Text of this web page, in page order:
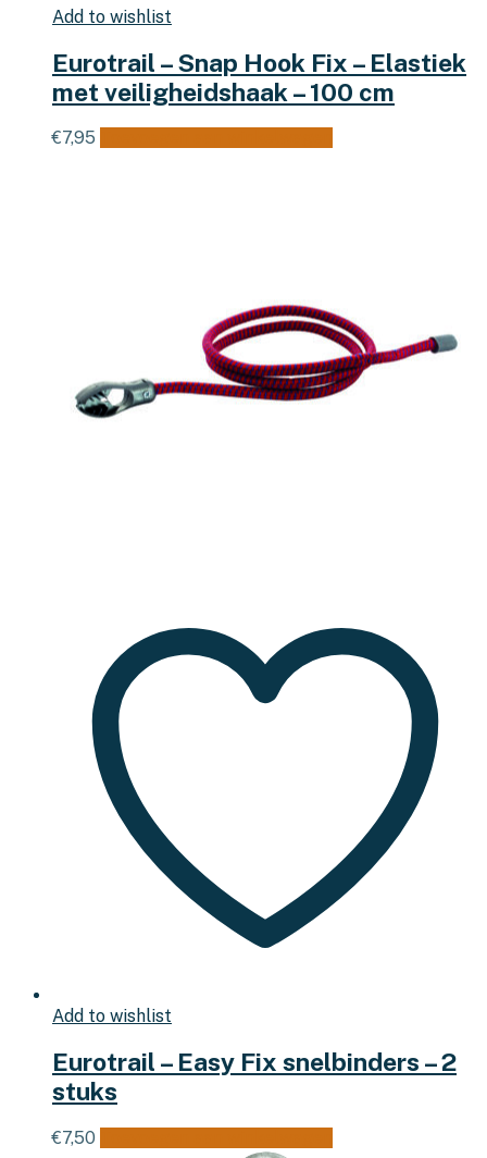
Add to wishlist
Eurotrail – Snap Hook Fix – Elastiek
met veiligheidshaak – 100 cm
€7,95
Add to wishlist
Eurotrail – Easy Fix snelbinders – 2
stuks
€7,50